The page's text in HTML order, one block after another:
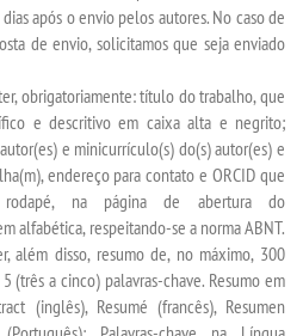
após o envio pelos autores. No caso de
de envio, solicitamos que seja enviado
obrigatoriamente: título do trabalho, que
e descritivo em caixa alta e negrito;
e minicurrículo(s) do(s) autor(es) e
endereço para contato e ORCID que
na página de abertura do
alfabética, respeitando-se a norma ABNT.
além disso, resumo de, no máximo, 300
(três a cinco) palavras-chave. Resumo em
(inglês), Resumé (francês), Resumen